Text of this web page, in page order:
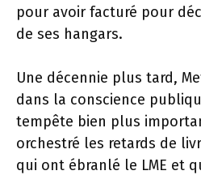
pour avoir facturé pour
de ses hangars.
Une décennie plus tard,
dans la conscience
tempête bien plus
orchestré les retards de
qui ont ébranlé le LME et